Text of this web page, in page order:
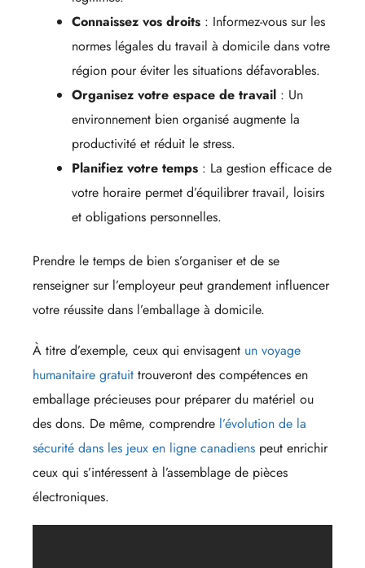
Connaissez vos droits : Informez-vous sur les
normes légales du travail à domicile dans votre
région pour éviter les situations défavorables.
Organisez votre espace de travail : Un
environnement bien organisé augmente la
productivité et réduit le stress.
Planifiez votre temps : La gestion efficace de
votre horaire permet d’équilibrer travail, loisirs
et obligations personnelles.
Prendre le temps de bien s’organiser et de se
renseigner sur l’employeur peut grandement influencer
votre réussite dans l’emballage à domicile.
À titre d’exemple, ceux qui envisagent un voyage
humanitaire gratuit trouveront des compétences en
emballage précieuses pour préparer du matériel ou
des dons. De même, comprendre l’évolution de la
sécurité dans les jeux en ligne canadiens peut enrichir
ceux qui s’intéressent à l’assemblage de pièces
électroniques.